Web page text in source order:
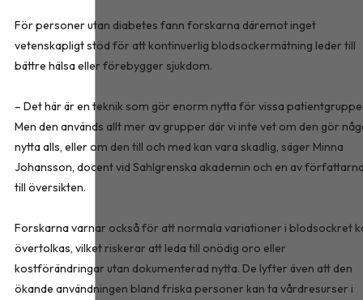
För personer utan diabetes fann forskarna däremot inget
vetenskapligt stöd för att kontinuerlig blodsockermätning leder till
bättre hälsa eller förebygger sjukdom.
– Det här är en teknik som gör enorm nytta för vissa
Men den används allt mer av grupper där vi inte vet om den gör
nytta alls, eller om den till och med kan vara skadlig, säger Minna
Johansson, docent vid Sahlgrenska akademin och en av
till översikten.
Forskarna varnar också för att normala variationer i blodsockret
övertolkas, vilket riskerar att leda till onödig oro eller
kostförändringar utan dokumenterad nytta. De lyfter även att den
ökande användningen bland friska personer kan ta vårdresurser i